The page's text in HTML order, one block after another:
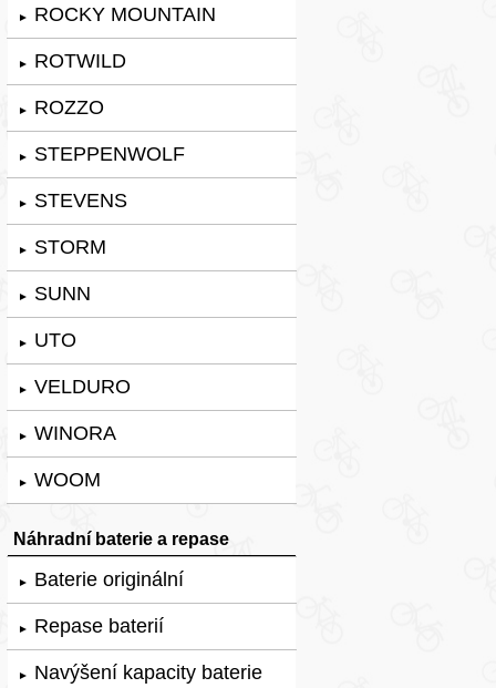
► ROCKY MOUNTAIN
► ROTWILD
► ROZZO
► STEPPENWOLF
► STEVENS
► STORM
► SUNN
► UTO
► VELDURO
► WINORA
► WOOM
Náhradní baterie a repase
► Baterie originální
► Repase baterií
► Navýšení kapacity baterie